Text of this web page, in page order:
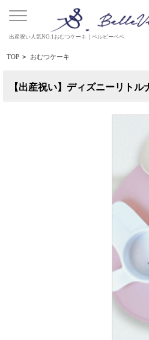
出産祝い人気NO.1おむつケーキ｜ベルビーベベ
TOP > おむつケーキ
【出産祝い】ディズニーリト